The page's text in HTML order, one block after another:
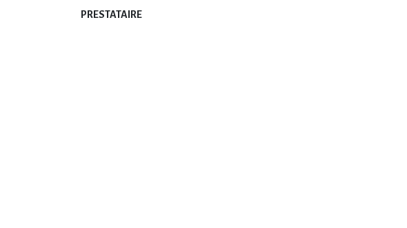
PRESTATAIRE